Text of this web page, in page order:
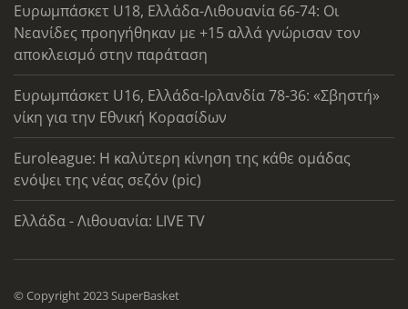
Ευρωμπάσκετ U18, Ελλάδα-Λιθουανία 66-74: Οι
Νεανίδες προηγήθηκαν με +15 αλλά γνώρισαν τον
αποκλεισμό στην παράταση
Ευρωμπάσκετ U16, Ελλάδα-Ιρλανδία 78-36: «Σβηστή»
νίκη για την Εθνική Κορασίδων
Euroleague: Η καλύτερη κίνηση της κάθε ομάδας
ενόψει της νέας σεζόν (pic)
Ελλάδα - Λιθουανία: LIVE TV
© Copyright 2023 SuperBasket